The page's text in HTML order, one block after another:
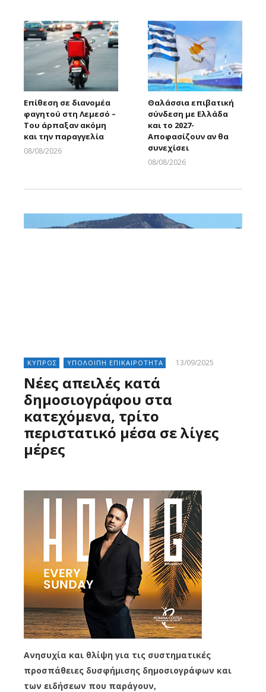
Επίθεση σε διανομέα
φαγητού στη Λεμεσό –
Του άρπαξαν ακόμη
και την παραγγελία
08/08/2026
Θαλάσσια επιβατική
σύνδεση με Ελλάδα
και το 2027-
Αποφασίζουν αν θα
συνεχίσει
08/08/2026
ΚΥΠΡΟΣ ΥΠΟΛΟΙΠΗ ΕΠΙΚΑΙΡΟΤΗΤΑ 13/09/2025
Νέες απειλές κατά
δημοσιογράφου στα
κατεχόμενα, τρίτο
περιστατικό μέσα σε λίγες
μέρες
Ανησυχία και θλίψη για τις συστηματικές
προσπάθειες δυσφήμισης δημοσιογράφων και
των ειδήσεων που παράγουν,